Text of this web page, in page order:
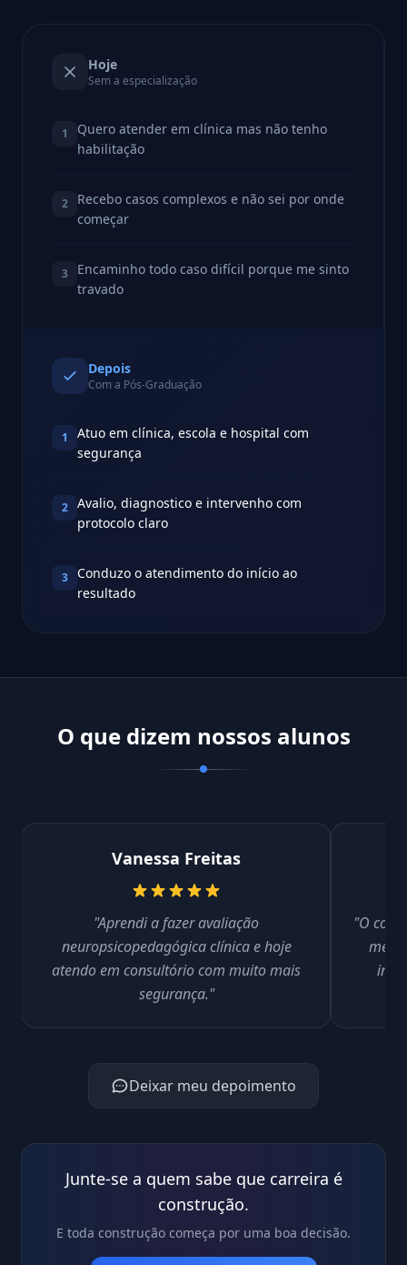
Hoje
Sem a especialização
1
Quero atender em clínica mas não tenho
habilitação
2
Recebo casos complexos e não sei por onde
começar
3
Encaminho todo caso difícil porque me sinto
travado
Depois
Com a Pós-Graduação
1
Atuo em clínica, escola e hospital com
segurança
2
Avalio, diagnostico e intervenho com
protocolo claro
3
Conduzo o atendimento do início ao
resultado
O que dizem nossos alunos
Vanessa Freitas
"Aprendi a fazer avaliação
neuropsicopedagógica clínica e hoje
atendo em consultório com muito mais
segurança."
"O
me
Deixar meu depoimento
Junte-se a quem sabe que carreira é
construção.
E toda construção começa por uma boa decisão.